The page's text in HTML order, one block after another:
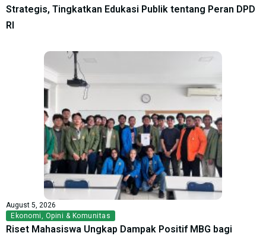
Strategis, Tingkatkan Edukasi Publik tentang Peran DPD
RI
August 5, 2026
Ekonomi, Opini & Komunitas
Riset Mahasiswa Ungkap Dampak Positif MBG bagi